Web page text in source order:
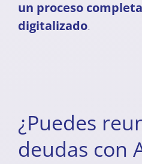
un proceso
digitalizado.
¿Puedes
deudas con